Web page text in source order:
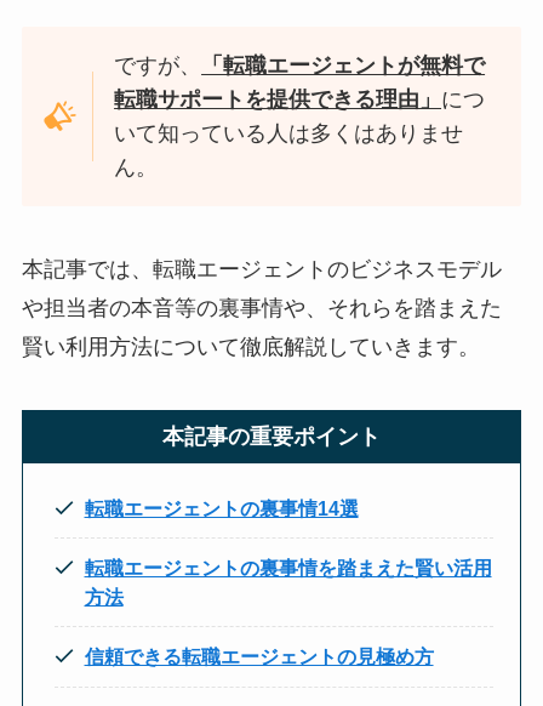
ですが、
「転職エージェントが無料で
転職サポートを提供できる理由」 につ
いて知っている人は多くはありませ
ん。
本記事では、転職エージェントのビジネスモデル
や担当者の本音等の裏事情や、それらを踏まえた
賢い利用方法について徹底解説していきます。
本記事の重要ポイント
転職エージェントの裏事情14選
転職エージェントの裏事情を踏まえた賢い活用
方法
信頼できる転職エージェントの見極め方